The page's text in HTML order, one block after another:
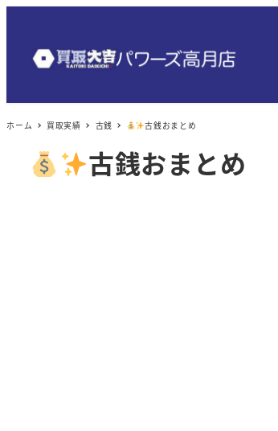
ン
テ
ホーム 買取実績 古銭 古銭おまとめ
古銭おまとめ